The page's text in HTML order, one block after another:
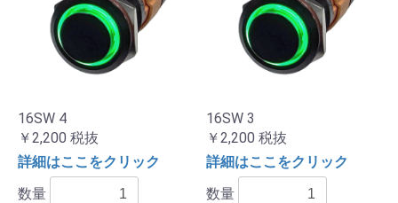
16SW 4
￥2,200 税抜
詳細はここをクリック
数量
16SW 3
￥2,200 税抜
詳細はここをクリック
数量